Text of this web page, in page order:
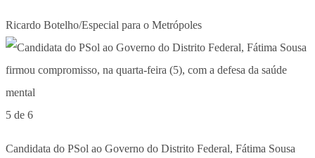
Ricardo Botelho/Especial para o Metrópoles
5 de 6
Candidata do PSol ao Governo do Distrito Federal, Fátima Sousa